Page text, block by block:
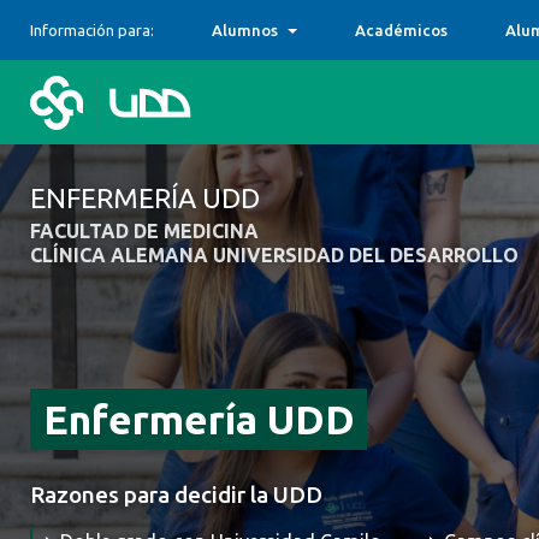
ENFERMERÍA UDD
FACULTAD DE MEDICINA
CLÍNICA ALEMANA UNIVERSIDAD DEL DESARROLLO
Información para: Alumnos Académicos
Enfermería UDD
Razones para decidir la UDD